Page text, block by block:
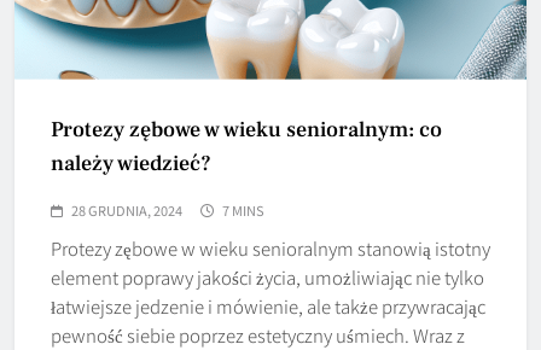
Protezy zębowe w wieku senioralnym: co
należy wiedzieć?
28 GRUDNIA, 2024 7 MINS
Protezy zębowe w wieku senioralnym stanowią istotny
element poprawy jakości życia, umożliwiając nie tylko
łatwiejsze jedzenie i mówienie, ale także przywracając
pewność siebie poprzez estetyczny uśmiech. Wraz z